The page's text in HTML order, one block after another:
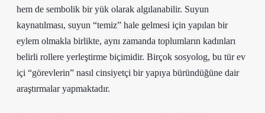
hem de sembolik bir yük olarak algılanabilir. Suyun
kaynatılması, suyun “temiz” hale gelmesi için yapılan bir
eylem olmakla birlikte, aynı zamanda toplumların kadınları
belirli rollere yerleştirme biçimidir. Birçok sosyolog, bu tür ev
içi “görevlerin” nasıl cinsiyetçi bir yapıya büründüğüne dair
araştırmalar yapmaktadır.